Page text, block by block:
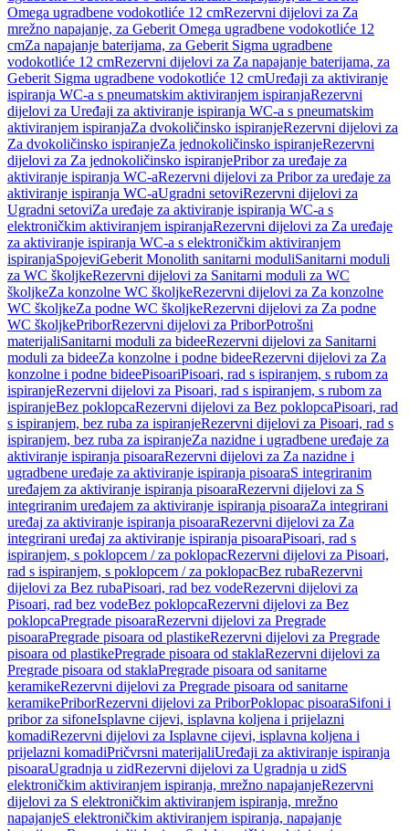
Omega ugradbene vodokotliće 12 cmRezervni dijelovi za Za
mrežno napajanje, za Geberit Omega ugradbene vodokotliće 12
cmZa napajanje baterijama, za Geberit Sigma ugradbene
vodokotliće 12 cmRezervni dijelovi za Za napajanje baterijama, za
Geberit Sigma ugradbene vodokotliće 12 cmUređaji za aktiviranje
ispiranja WC-a s pneumatskim aktiviranjem ispiranjaRezervni
dijelovi za Uređaji za aktiviranje ispiranja WC-a s pneumatskim
aktiviranjem ispiranjaZa dvokoličinsko ispiranjeRezervni dijelovi za
Za dvokoličinsko ispiranjeZa jednokoličinsko ispiranjeRezervni
dijelovi za Za jednokoličinsko ispiranjePribor za uređaje za
aktiviranje ispiranja WC-aRezervni dijelovi za Pribor za uređaje za
aktiviranje ispiranja WC-aUgradni setoviRezervni dijelovi za
Ugradni setoviZa uređaje za aktiviranje ispiranja WC-a s
elektroničkim aktiviranjem ispiranjaRezervni dijelovi za Za uređaje
za aktiviranje ispiranja WC-a s elektroničkim aktiviranjem
ispiranjaSpojeviGeberit Monolith sanitarni moduliSanitarni moduli
za WC školjkeRezervni dijelovi za Sanitarni moduli za WC
školjkeZa konzolne WC školjkeRezervni dijelovi za Za konzolne
WC školjkeZa podne WC školjkeRezervni dijelovi za Za podne
WC školjkePriborRezervni dijelovi za PriborPotrošni
materijaliSanitarni moduli za bideeRezervni dijelovi za Sanitarni
moduli za bideeZa konzolne i podne bideeRezervni dijelovi za Za
konzolne i podne bideePisoariPisoari, rad s ispiranjem, s rubom za
ispiranjeRezervni dijelovi za Pisoari, rad s ispiranjem, s rubom za
ispiranjeBez poklopcaRezervni dijelovi za Bez poklopcaPisoari, rad
s ispiranjem, bez ruba za ispiranjeRezervni dijelovi za Pisoari, rad s
ispiranjem, bez ruba za ispiranjeZa nazidne i ugradbene uređaje za
aktiviranje ispiranja pisoaraRezervni dijelovi za Za nazidne i
ugradbene uređaje za aktiviranje ispiranja pisoaraS integriranim
uređajem za aktiviranje ispiranja pisoaraRezervni dijelovi za S
integriranim uređajem za aktiviranje ispiranja pisoaraZa integrirani
uređaj za aktiviranje ispiranja pisoaraRezervni dijelovi za Za
integrirani uređaj za aktiviranje ispiranja pisoaraPisoari, rad s
ispiranjem, s poklopcem / za poklopacRezervni dijelovi za Pisoari,
rad s ispiranjem, s poklopcem / za poklopacBez rubaRezervni
dijelovi za Bez rubaPisoari, rad bez vodeRezervni dijelovi za
Pisoari, rad bez vodeBez poklopcaRezervni dijelovi za Bez
poklopcaPregrade pisoaraRezervni dijelovi za Pregrade
pisoaraPregrade pisoara od plastikeRezervni dijelovi za Pregrade
pisoara od plastikePregrade pisoara od staklaRezervni dijelovi za
Pregrade pisoara od staklaPregrade pisoara od sanitarne
keramikeRezervni dijelovi za Pregrade pisoara od sanitarne
keramikePriborRezervni dijelovi za PriborPoklopac pisoaraSifoni i
pribor za sifoneIsplavne cijevi, isplavna koljena i prijelazni
komadiRezervni dijelovi za Isplavne cijevi, isplavna koljena i
prijelazni komadiPričvrsni materijaliUređaji za aktiviranje ispiranja
pisoaraUgradnja u zidRezervni dijelovi za Ugradnja u zidS
elektroničkim aktiviranjem ispiranja, mrežno napajanjeRezervni
dijelovi za S elektroničkim aktiviranjem ispiranja, mrežno
napajanjeS elektroničkim aktiviranjem ispiranja, napajanje